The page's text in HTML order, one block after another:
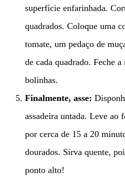
superfície enfarinhada.
quadrados. Coloque uma
tomate, um pedaço de
de cada quadrado. Feche
bolinhas.
Finalmente, asse:
assadeira untada. Leve ao
por cerca de 15 a 20
dourados. Sirva quente,
ponto alto!